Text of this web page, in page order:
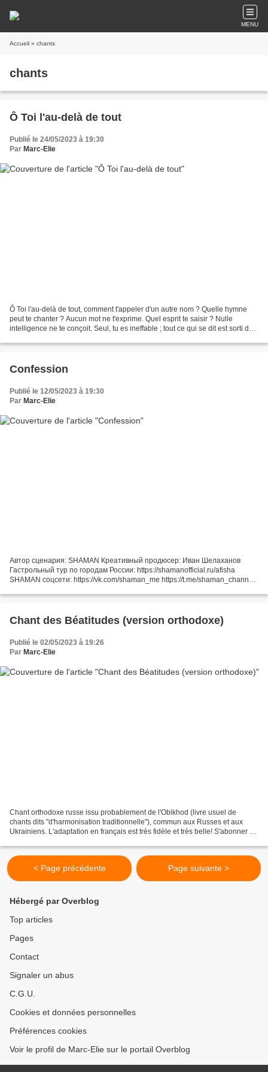
MENU
Accueil » chants
chants
Ô Toi l'au-delà de tout
Publié le 24/05/2023 à 19:30
Par Marc-Elie
Ô Toi l'au-delà de tout, comment t'appeler d'un autre nom ? Quelle hymne
peut te chanter ? Aucun mot ne t'exprime. Quel esprit te saisir ? Nulle
intelligence ne te conçoit. Seul, tu es ineffable ; tout ce qui se dit est sorti de
Confession
Publié le 12/05/2023 à 19:30
Par Marc-Elie
Автор сценария: SHAMAN Креативный продюсер: Иван Шелаханов
Гастрольный тур по городам России: https://shamanofficial.ru/afisha
SHAMAN соцсети: https://vk.com/shaman_me https://t.me/shaman_channel
Chant des Béatitudes (version orthodoxe)
Publié le 02/05/2023 à 19:26
Par Marc-Elie
Chant orthodoxe russe issu probablement de l'Obikhod (livre usuel de
chants dits "d'harmonisation traditionnelle"), commun aux Russes et aux
Ukrainiens. L'adaptation en français est très fidèle et très belle! S'abonner au
< Page précédente Page suivante >
Hébergé par Overblog
Top articles
Pages
Contact
Signaler un abus
C.G.U.
Cookies et données personnelles
Préférences cookies
Voir le profil de Marc-Elie sur le portail Overblog